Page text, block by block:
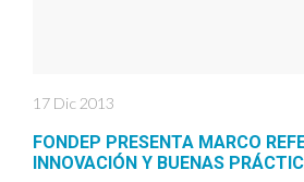
17 Dic 2013
FONDEP PRESENTA MARCO
INNOVACIÓN Y BUENAS